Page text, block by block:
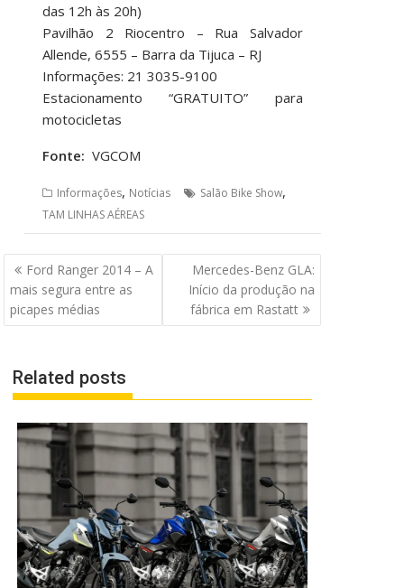
das 12h às 20h)
Pavilhão 2 Riocentro – Rua Salvador
Allende, 6555 – Barra da Tijuca – RJ
Informações: 21 3035-9100
Estacionamento “GRATUITO” para
motocicletas
Fonte: VGCOM
Informações, Notícias Salão Bike Show,
TAM LINHAS AÉREAS
Navegação
de
Post
Ford Ranger 2014 – A
mais segura entre as
picapes médias
Mercedes-Benz GLA:
Início da produção na
fábrica em Rastatt
Related posts